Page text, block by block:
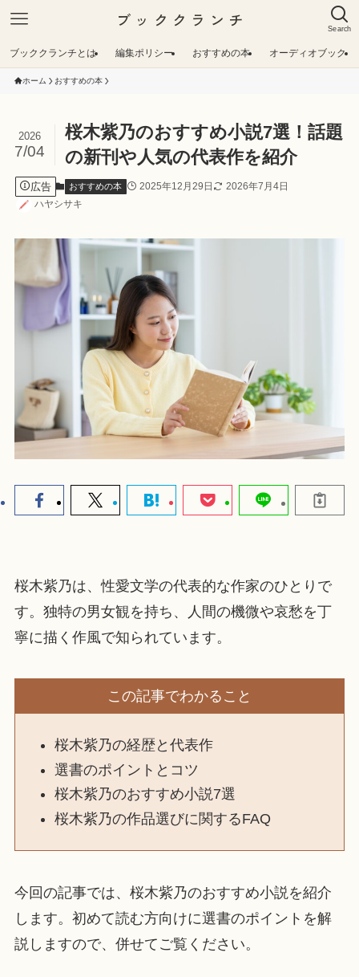
ブッククランチ Search
ブッククランチとは 編集ポリシー おすすめの本 オーディオブック
ホーム おすすめの本
桜木紫乃のおすすめ小説7選！話題
の新刊や人気の代表作を紹介
2026
7/04
広告 おすすめの本 2025年12月29日
2026年7月4日
ハヤシサキ
桜木紫乃は、性愛文学の代表的な作家のひとりで
す。独特の男女観を持ち、人間の機微や哀愁を丁
寧に描く作風で知られています。
この記事でわかること
桜木紫乃の経歴と代表作
選書のポイントとコツ
桜木紫乃のおすすめ小説7選
桜木紫乃の作品選びに関するFAQ
今回の記事では、桜木紫乃のおすすめ小説を紹介
します。初めて読む方向けに選書のポイントを解
説しますので、併せてご覧ください。